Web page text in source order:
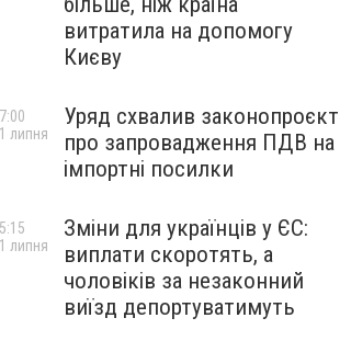
витратила на допомогу
Києву
Уряд схвалив законопроєкт
про запровадження ПДВ на
імпортні посилки
липня
Зміни для українців у ЄС:
виплати скоротять, а
чоловіків за незаконний
виїзд депортуватимуть
липня